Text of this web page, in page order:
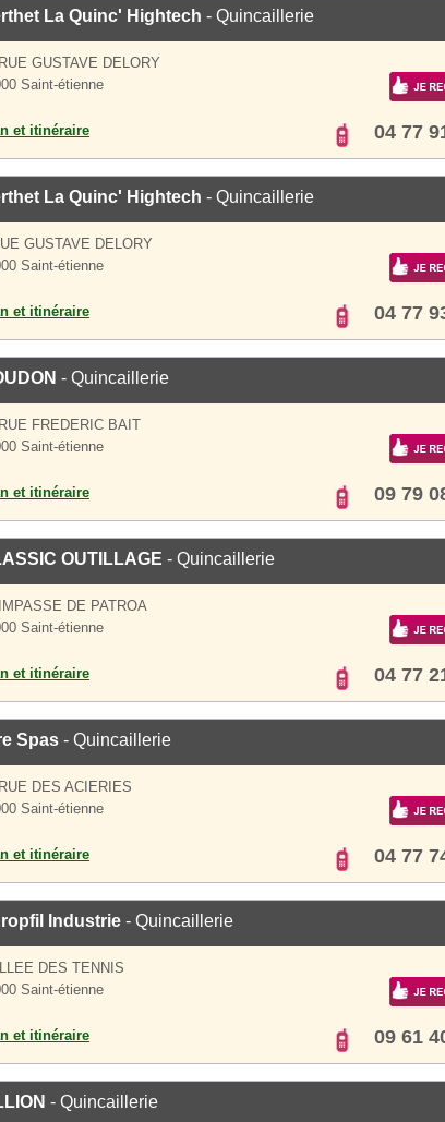
La Quinc' Hightech - Quincaillerie
GUSTAVE DELORY
Saint-étienne
et itinéraire 04 77
La Quinc' Hightech - Quincaillerie
GUSTAVE DELORY
Saint-étienne
et itinéraire 04 77
- Quincaillerie
FREDERIC BAIT
Saint-étienne
et itinéraire 09 79
OUTILLAGE - Quincaillerie
DE PATROA
Saint-étienne
et itinéraire 04 77
Spas - Quincaillerie
DES ACIERIES
Saint-étienne
et itinéraire 04 77
Industrie - Quincaillerie
DES TENNIS
Saint-étienne
et itinéraire 09 61
- Quincaillerie